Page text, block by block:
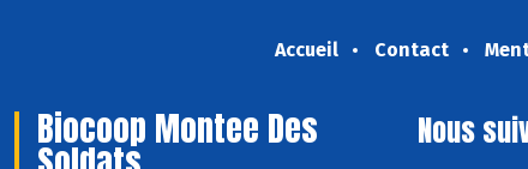
Accueil Contact
Biocoop Montee Des Nous